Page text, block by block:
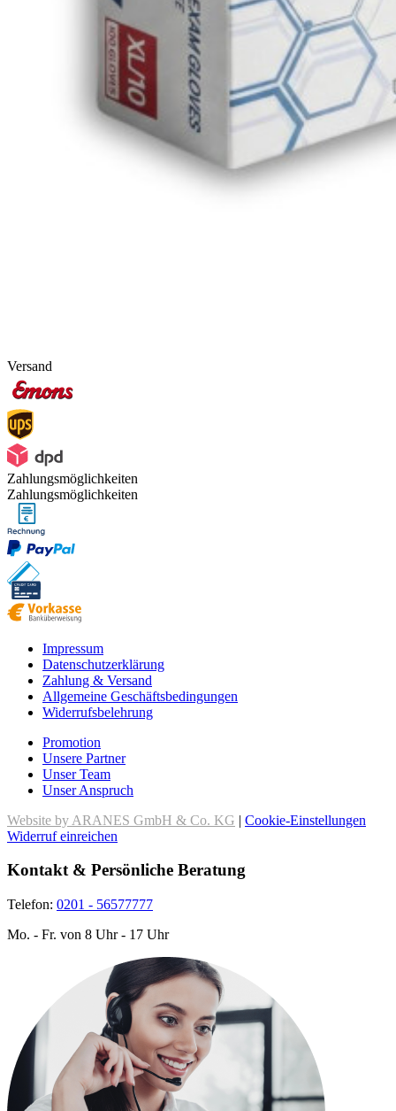
Versand
Zahlungsmöglichkeiten
Zahlungsmöglichkeiten
Impressum
Datenschutzerklärung
Zahlung & Versand
Allgemeine Geschäftsbedingungen
Widerrufsbelehrung
Promotion
Unsere Partner
Unser Team
Unser Anspruch
Website by ARANES GmbH & Co. KG | Cookie-Einstellungen
Widerruf einreichen
Kontakt & Persönliche Beratung
Telefon: 0201 - 56577777
Mo. - Fr. von 8 Uhr - 17 Uhr